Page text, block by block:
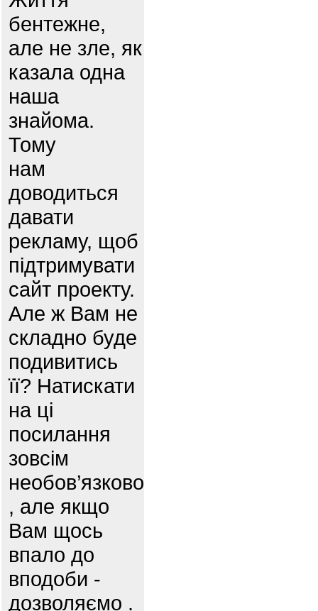
бентежне,
але не зле, як
казала одна
наша
знайома.
Тому
нам
доводиться
давати
рекламу, щоб
підтримувати
сайт проекту.
Але ж Вам не
складно буде
подивитись
її? Натискати
на ці
посилання
зовсім
необов’язково
, але якщо
Вам щось
впало до
вподоби -
дозволяємо .